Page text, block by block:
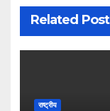
Related Post
राष्ट्रीय